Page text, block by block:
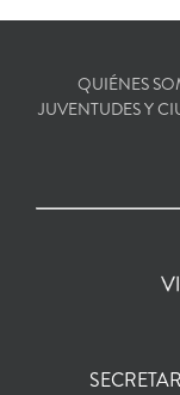
QUIÉNES
JUVENTUDES Y